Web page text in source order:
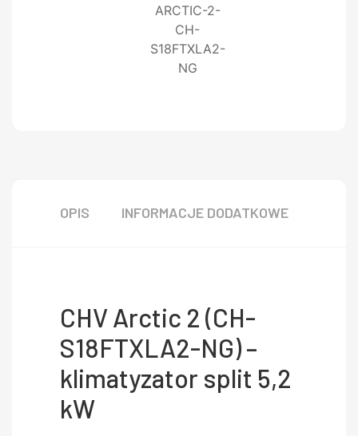
ARCTIC-2-
CH-
S18FTXLA2-
NG
OPIS INFORMACJE DODATKOWE
CHV Arctic 2 (CH-
S18FTXLA2-NG) –
klimatyzator split 5,2
kW